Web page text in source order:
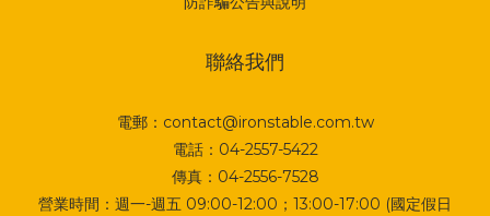
聯絡我們
電郵：contact@ironstable.com.tw
電話：04-2557-5422
傳真：04-2556-7528
營業時間：週一-週五 09:00-12:00；13:00-17:00 (國定假日